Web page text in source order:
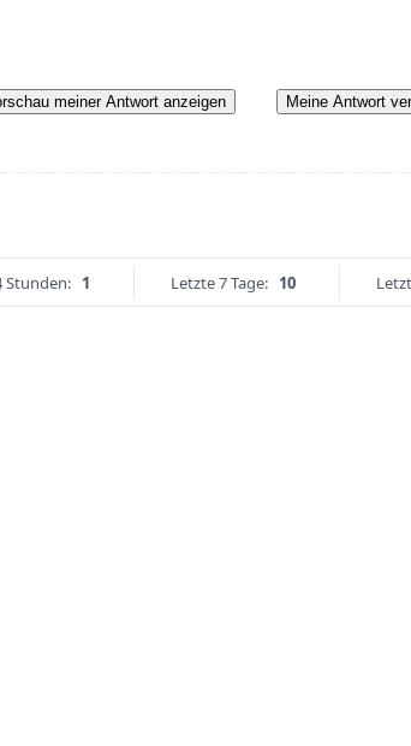
meiner Antwort anzeigen Meine Antwort
Stunden: 1 Letzte 7 Tage: 10